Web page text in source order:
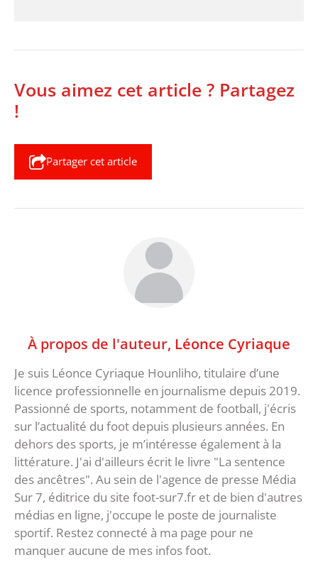
Vous aimez cet article ? Partagez
!
Partager cet article
À propos de l'auteur, Léonce Cyriaque
Je suis Léonce Cyriaque Hounliho, titulaire d’une
licence professionnelle en journalisme depuis 2019.
Passionné de sports, notamment de football, j'écris
sur l’actualité du foot depuis plusieurs années. En
dehors des sports, je m’intéresse également à la
littérature. J'ai d'ailleurs écrit le livre "La sentence
des ancêtres". Au sein de l'agence de presse Média
Sur 7, éditrice du site foot-sur7.fr et de bien d'autres
médias en ligne, j'occupe le poste de journaliste
sportif. Restez connecté à ma page pour ne
manquer aucune de mes infos foot.